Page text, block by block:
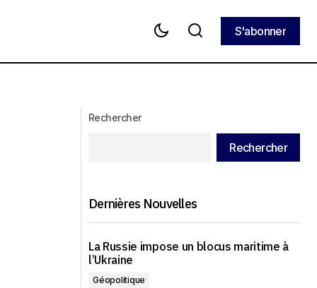
S'abonner
Rechercher
Rechercher
Dernières Nouvelles
La Russie impose un blocus maritime à
l’Ukraine
Géopolitique